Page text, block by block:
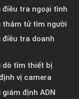
điều tra ngoại tình
thám tử tìm người
điều tra doanh
dò tìm thiết bị
vị camera
giám định ADN